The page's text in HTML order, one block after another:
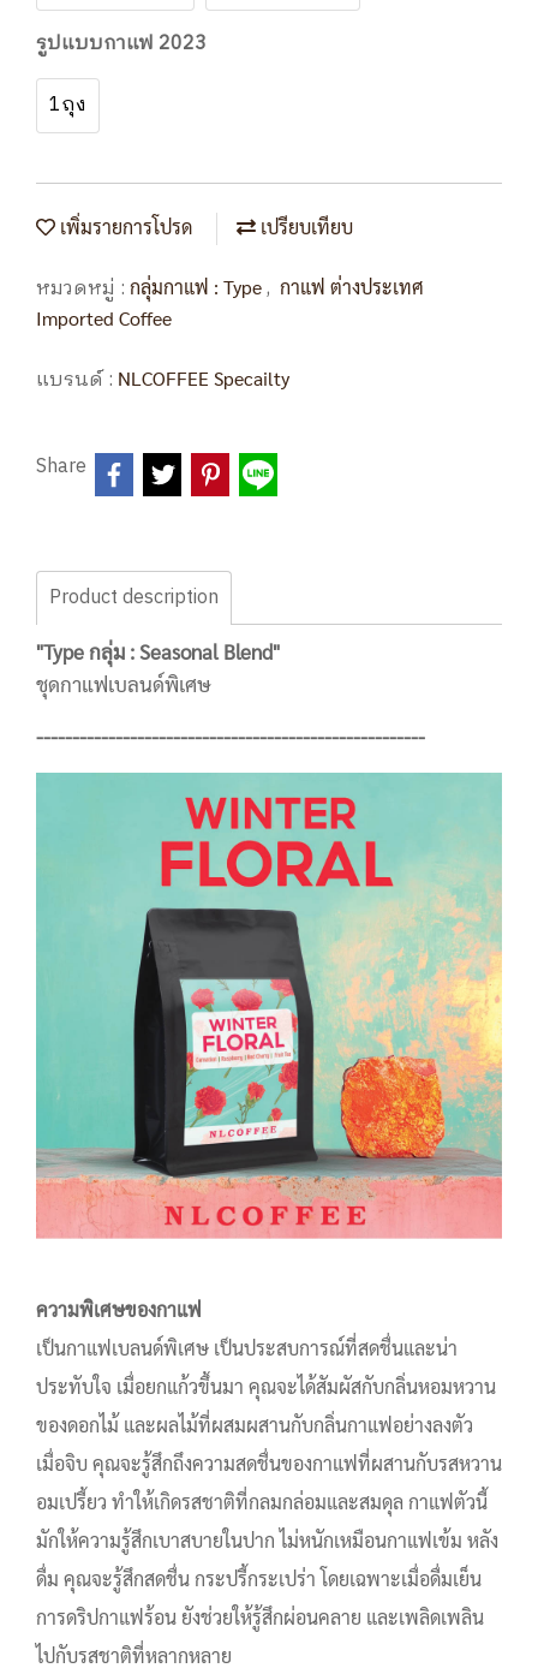
รูปแบบกาแฟ 2023
1ถุง
เพิ่มรายการโปรด เปรียบเทียบ
หมวดหมู่ : กลุ่มกาแฟ : Type, กาแฟ ต่างประเทศ
Imported Coffee
แบรนด์ : NLCOFFEE Specailty
Share
Product description
"Type กลุ่ม : Seasonal Blend"
ชุดกาแฟเบลนด์พิเศษ
------------------------------------------------------
ความพิเศษของกาแฟ
เป็นกาแฟเบลนด์พิเศษ เป็นประสบการณ์ที่สดชื่นและน่า
ประทับใจ เมื่อยกแก้วขึ้นมา คุณจะได้สัมผัสกับกลิ่นหอมหวาน
ของดอกไม้ และผลไม้ที่ผสมผสานกับกลิ่นกาแฟอย่างลงตัว
เมื่อจิบ คุณจะรู้สึกถึงความสดชื่นของกาแฟที่ผสานกับรสหวาน
อมเปรี้ยว ทำให้เกิดรสชาติที่กลมกล่อมและสมดุล กาแฟตัวนี้
มักให้ความรู้สึกเบาสบายในปาก ไม่หนักเหมือนกาแฟเข้ม หลัง
ดื่ม คุณจะรู้สึกสดชื่น กระปรี้กระเปร่า โดยเฉพาะเมื่อดื่มเย็น
การดริปกาแฟร้อน ยังช่วยให้รู้สึกผ่อนคลาย และเพลิดเพลิน
ไปกับรสชาติที่หลากหลาย